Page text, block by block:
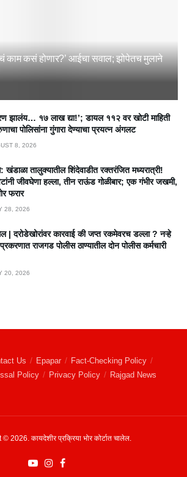
काम कसं होणार?’ आईचा सवाल; झोपेतच मुलाने
झालंय… १७ लाख द्या!’; डायल ११२ वर खोटी माहिती
पोलिसांना गुंगारा देण्याचा प्रयत्न अंगलट
8, 2026
खंडाळा तालुक्यातील शिंदेवाडीत रक्तरंजित मध्यरात्री!
जीवघेणा हल्ला, तीन राऊंड गोळीबार; एक गंभीर जखमी,
फरार
28, 2026
| दरोडेखोरांवर कारवाई की जप्त रकमेवरच डल्ला ? नऱ्हे
राजगड पोलीस ठाण्यातील दोन पोलीस कर्मचारी
20, 2026
Us Epapar
Fact-Checking Policy
Policy
Privacy Policy Rajgad News
2026. कायदेशीर प्रक्रिया भोर कोर्टात चालेल.